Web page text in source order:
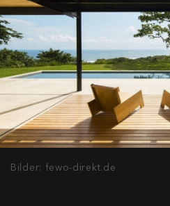
Bilder: fewo-direkt.de